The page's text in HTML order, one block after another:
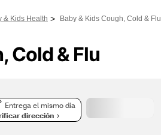
& Kids Health > Baby & Kids Cough, Cold & Flu
Cold & Flu
Entrega el mismo día
dirección